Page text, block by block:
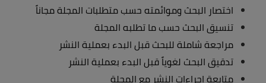
اختصار البحث وموائمته حسب متطلبات المجلة مجاناً
تنسيق البحث حسب ما تطلبه المجلة
مراجعة شاملة للبحث قبل البدء بعملية النشر
تدقيق البحث لغوياً قبل البدء بعملية النشر
متابعة إجراءات النشر مع المجلة